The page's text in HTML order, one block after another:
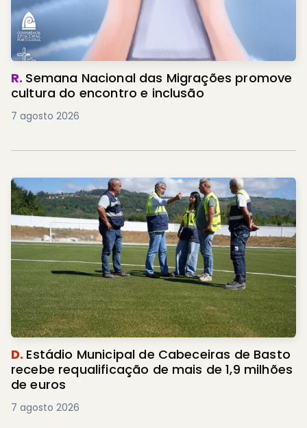
R. Semana Nacional das Migrações promove
cultura do encontro e inclusão
7 agosto 2026
D. Estádio Municipal de Cabeceiras de Basto
recebe requalificação de mais de 1,9 milhões
de euros
7 agosto 2026